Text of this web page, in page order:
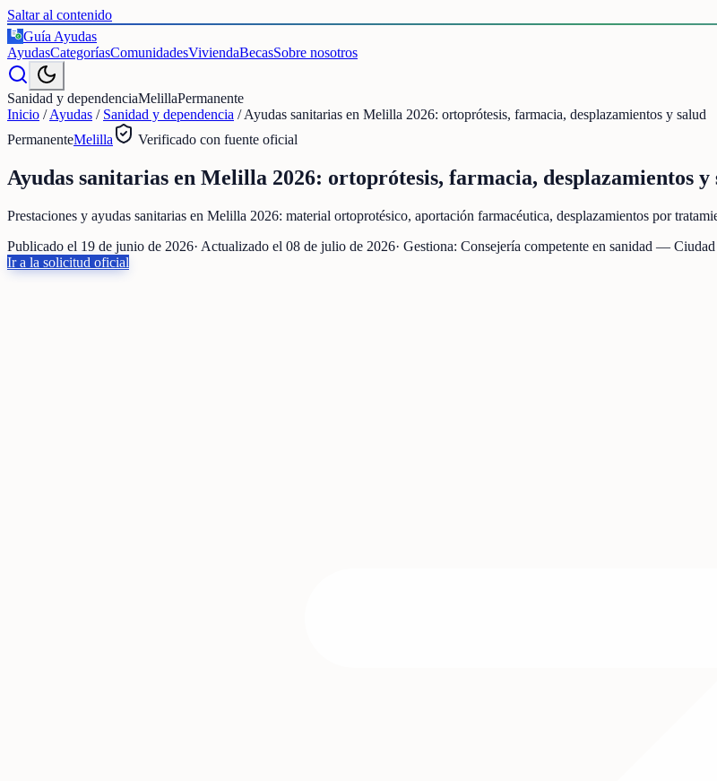
Saltar al contenido
€
Guía Ayudas
AyudasCategoríasComunidadesViviendaBecasSobre nosotros
Sanidad y dependenciaMelillaPermanente
Inicio /Ayudas / Sanidad y dependencia /Ayudas sanitarias en Melilla 2026: ortoprótesis, farmacia, desplazamientos y salud
PermanenteMelilla Verificado con fuente oficial
Ayudas sanitarias en Melilla 2026: ortoprótesis, farmacia, desplazamientos y
Prestaciones y ayudas sanitarias en Melilla 2026: material ortoprotésico, aportación farmacéutica, desplazamientos por
Publicado el 19 de junio de 2026· Actualizado el 08 de julio de 2026· Gestiona: Consejería competente en sanidad —
Ir a la solicitud oficial